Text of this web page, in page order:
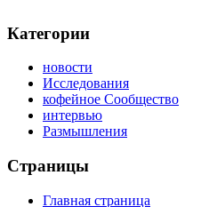
Категории
новости
Исследования
кофейное Сообщество
интервью
Размышления
Страницы
Главная страница